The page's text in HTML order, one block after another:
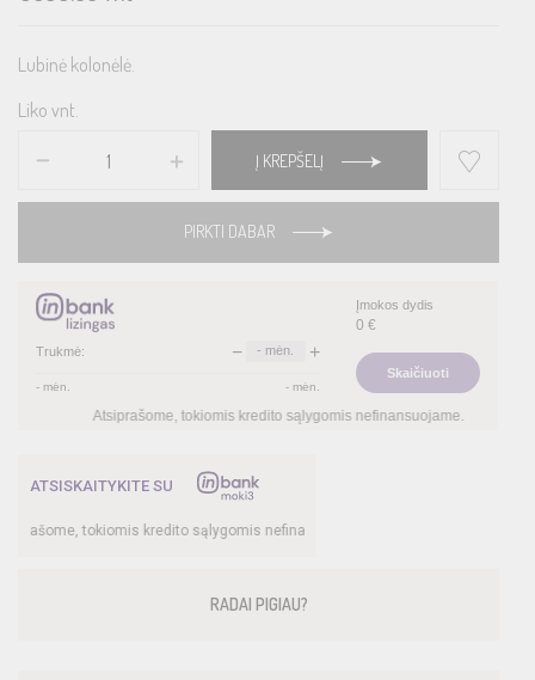
Lubinė kolonėlė.
Liko vnt.
Į KREPŠELĮ
PIRKTI DABAR
Trukmė: − - mėn. +
- mėn. -mėn.
Įmokos dydis
0 €
Skaičiuoti
Atsiprašome, tokiomis kredito sąlygomis nefinansuojame.
ATSISKAITYKITE SU
tokiomis kredito sąlygomis nefinansuojame.
RADAI PIGIAU?